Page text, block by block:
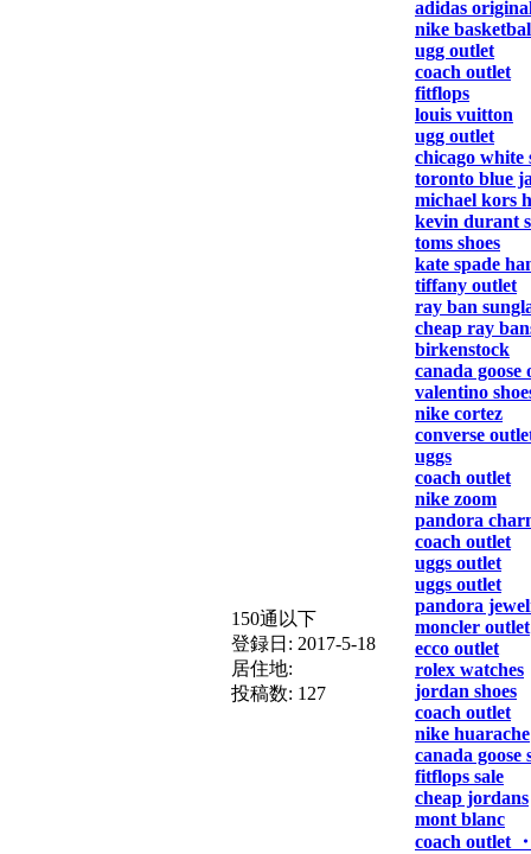
150通以下
登録日: 2017-5-18
居住地:
投稿数: 127
adidas
nike
ugg outlet
coach outlet
fitflops
louis vuitton
ugg outlet
chicago white
toronto blue
michael kors
kevin durant
toms shoes
kate spade
tiffany outlet
ray ban
cheap ray
birkenstock
canada goose
valentino
nike cortez
converse
uggs
coach outlet
nike zoom
pandora
coach outlet
uggs outlet
uggs outlet
pandora
moncler outlet
ecco outlet
rolex watches
jordan shoes
coach outlet
nike huarache
canada goose
fitflops sale
cheap jordans
mont blanc
coach outlet